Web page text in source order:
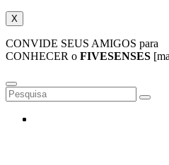
X
CONVIDE SEUS AMIGOS para
CONHECER o FIVESENSES